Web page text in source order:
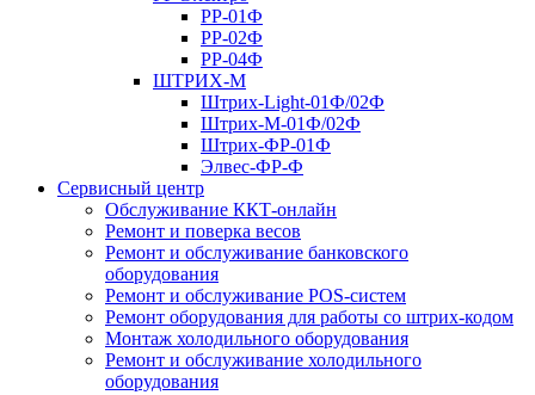
РР-01Ф
РР-02Ф
РР-04Ф
ШТРИХ-М
Штрих-Light-01Ф/02Ф
Штрих-М-01Ф/02Ф
Штрих-ФР-01Ф
Элвес-ФР-Ф
Сервисный центр
Обслуживание ККТ-онлайн
Ремонт и поверка весов
Ремонт и обслуживание банковского
оборудования
Ремонт и обслуживание POS-систем
Ремонт оборудования для работы со штрих-кодом
Монтаж холодильного оборудования
Ремонт и обслуживание холодильного
оборудования